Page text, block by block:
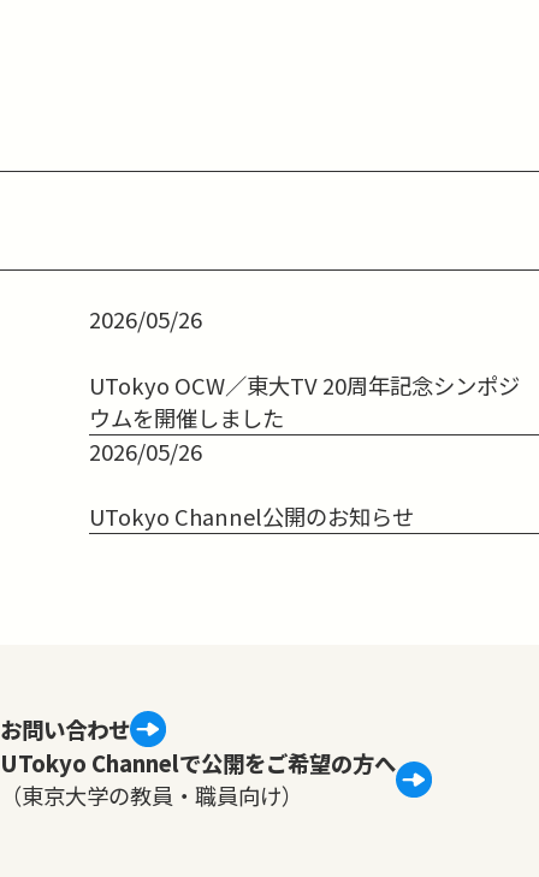
2026/05/26
UTokyo OCW／東大TV 20周年記念シンポジ
ウムを開催しました
2026/05/26
UTokyo Channel公開のお知らせ
お問い合わせ
UTokyo Channelで公開をご希望の方へ
（東京大学の教員・職員向け）